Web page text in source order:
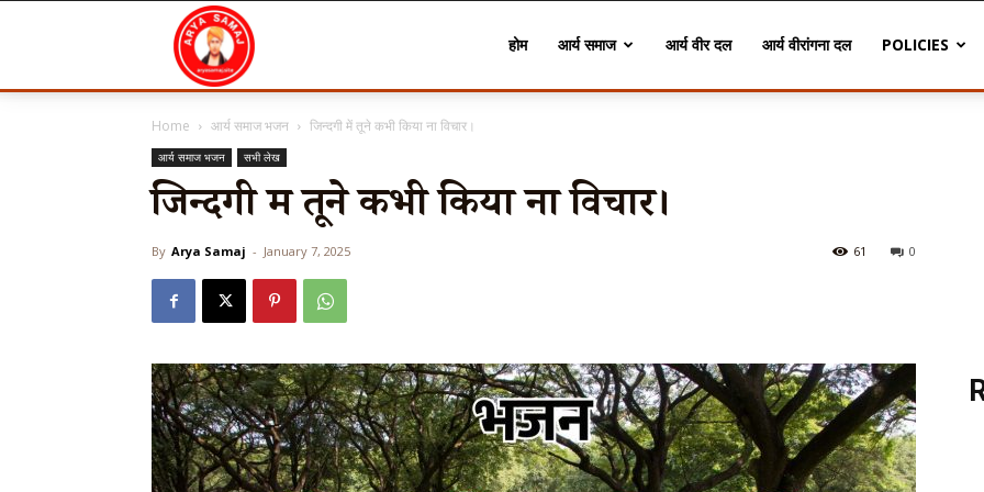
Arya
Samaj
होम आर्य समाज आर्य वीर दल आर्य वीरांगना दल POLICIES
Home आर्य समाज भजन जिन्दगी में तूने कभी किया ना विचार।
आर्य समाज भजन सभी लेख
जिन्दगी में तूने कभी किया ना विचार।
By Arya Samaj - January 7, 2025 0
61